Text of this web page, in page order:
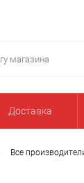
Доставка
Все